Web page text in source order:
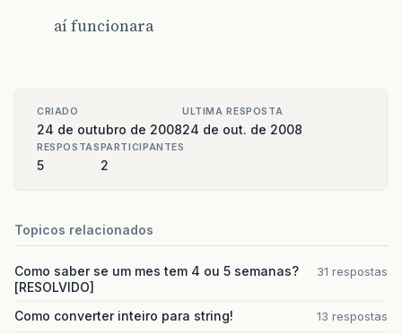
aí funcionara
CRIADO
24 de outubro de 2008
ULTIMA RESPOSTA
24 de out. de 2008
RESPOSTAS
5
PARTICIPANTES
2
Topicos relacionados
Como saber se um mes tem 4 ou 5 semanas?
[RESOLVIDO]
31 respostas
Como converter inteiro para string! 13 respostas